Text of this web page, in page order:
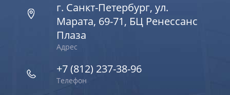
г. Санкт-Петербург, ул.
Марата, 69-71, БЦ Ренессанс
Плаза
Адрес
+7 (812) 237-38-96
Телефон